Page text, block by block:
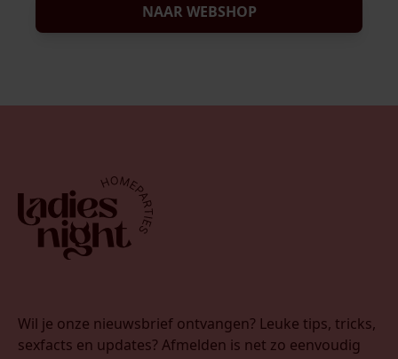
NAAR WEBSHOP
Wil je onze nieuwsbrief ontvangen? Leuke tips, tricks,
sexfacts en updates? Afmelden is net zo eenvoudig